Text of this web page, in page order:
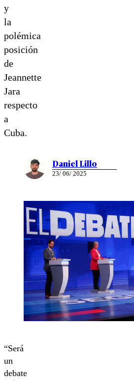
y
la
polémica
posición
de
Jeannette
Jara
respecto
a
Cuba.
Daniel Lillo
23/ 06/ 2025
“Será
un
debate